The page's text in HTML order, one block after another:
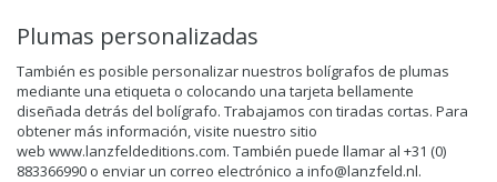
Plumas personalizadas
También es posible personalizar nuestros bolígrafos de plumas
mediante una etiqueta o colocando una tarjeta bellamente
diseñada detrás del bolígrafo. Trabajamos con tiradas cortas. Para
obtener más información, visite nuestro sitio
web www.lanzfeldeditions.com. También puede llamar al +31 (0)
883366990 o enviar un correo electrónico a info@lanzfeld.nl.